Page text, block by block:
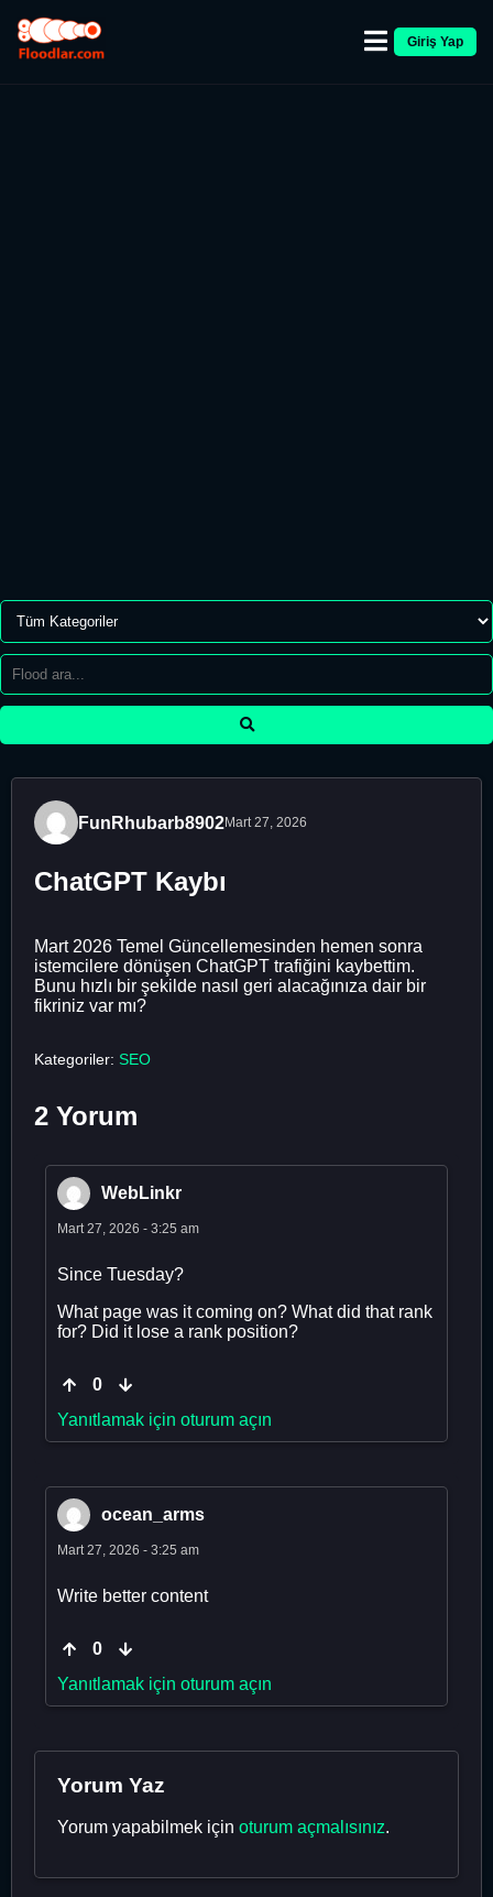
Giriş Yap
FunRhubarb8902Mart 27, 2026
ChatGPT Kaybı
Mart 2026 Temel Güncellemesinden hemen sonra
istemcilere dönüşen ChatGPT trafiğini kaybettim.
Bunu hızlı bir şekilde nasıl geri alacağınıza dair bir
fikriniz var mı?
Kategoriler: SEO
2 Yorum
WebLinkr
Mart 27, 2026 - 3:25 am
Since Tuesday?
What page was it coming on? What did that rank
for? Did it lose a rank position?
0
Yanıtlamak için oturum açın
ocean_arms
Mart 27, 2026 - 3:25 am
Write better content
0
Yanıtlamak için oturum açın
Yorum Yaz
Yorum yapabilmek için oturum açmalısınız.